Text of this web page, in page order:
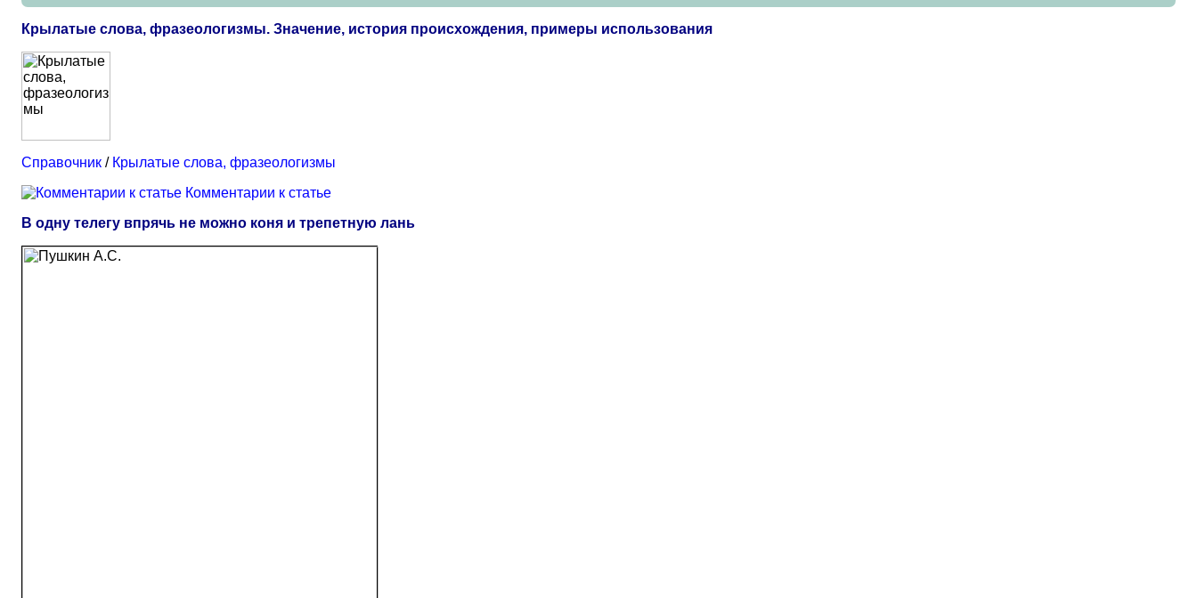
Крылатые слова, фразеологизмы. Значение, история происхождения, примеры использования
Справочник / Крылатые слова, фразеологизмы
Комментарии к статье
В одну телегу впрячь не можно коня и трепетную лань